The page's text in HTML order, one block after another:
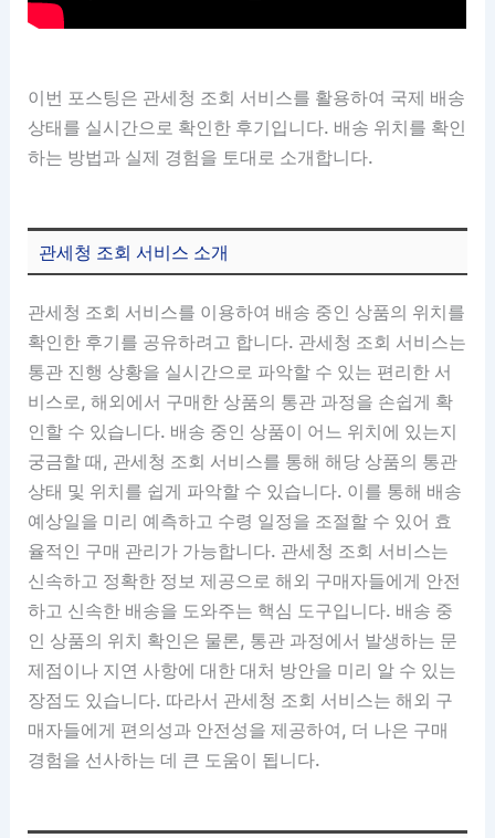
이번 포스팅은 관세청 조회 서비스를 활용하여 국제 배송
상태를 실시간으로 확인한 후기입니다. 배송 위치를 확인
하는 방법과 실제 경험을 토대로 소개합니다.
관세청 조회 서비스 소개
관세청 조회 서비스를 이용하여 배송 중인 상품의 위치를
확인한 후기를 공유하려고 합니다. 관세청 조회 서비스는
통관 진행 상황을 실시간으로 파악할 수 있는 편리한 서
비스로, 해외에서 구매한 상품의 통관 과정을 손쉽게 확
인할 수 있습니다. 배송 중인 상품이 어느 위치에 있는지
궁금할 때, 관세청 조회 서비스를 통해 해당 상품의 통관
상태 및 위치를 쉽게 파악할 수 있습니다. 이를 통해 배송
예상일을 미리 예측하고 수령 일정을 조절할 수 있어 효
율적인 구매 관리가 가능합니다. 관세청 조회 서비스는
신속하고 정확한 정보 제공으로 해외 구매자들에게 안전
하고 신속한 배송을 도와주는 핵심 도구입니다. 배송 중
인 상품의 위치 확인은 물론, 통관 과정에서 발생하는 문
제점이나 지연 사항에 대한 대처 방안을 미리 알 수 있는
장점도 있습니다. 따라서 관세청 조회 서비스는 해외 구
매자들에게 편의성과 안전성을 제공하여, 더 나은 구매
경험을 선사하는 데 큰 도움이 됩니다.